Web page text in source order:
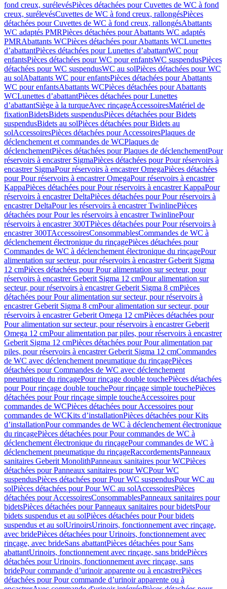
fond creux, surélevésPièces détachées pour Cuvettes de WC à fond
creux, surélevésCuvettes de WC à fond creux, rallongésPièces
détachées pour Cuvettes de WC à fond creux, rallongésAbattants
WC adaptés PMRPièces détachées pour Abattants WC adaptés
PMRAbattants WCPièces détachées pour Abattants WCLunettes
d’abattantPièces détachées pour Lunettes d’abattantWC pour
enfantsPièces détachées pour WC pour enfantsWC suspendusPièces
détachées pour WC suspendusWC au solPièces détachées pour WC
au solAbattants WC pour enfantsPièces détachées pour Abattants
WC pour enfantsAbattants WCPièces détachées pour Abattants
WCLunettes d’abattantPièces détachées pour Lunettes
d’abattantSiège à la turqueAvec rinçageAccessoiresMatériel de
fixationBidetsBidets suspendusPièces détachées pour Bidets
suspendusBidets au solPièces détachées pour Bidets au
solAccessoiresPièces détachées pour AccessoiresPlaques de
déclenchement et commandes de WCPlaques de
déclenchementPièces détachées pour Plaques de déclenchementPour
réservoirs à encastrer SigmaPièces détachées pour Pour réservoirs à
encastrer SigmaPour réservoirs à encastrer OmegaPièces détachées
pour Pour réservoirs à encastrer OmegaPour réservoirs à encastrer
KappaPièces détachées pour Pour réservoirs à encastrer KappaPour
réservoirs à encastrer DeltaPièces détachées pour Pour réservoirs à
encastrer DeltaPour les réservoirs à encastrer TwinlinePièces
détachées pour Pour les réservoirs à encastrer TwinlinePour
réservoirs à encastrer 300TPièces détachées pour Pour réservoirs à
encastrer 300TAccessoiresConsommablesCommandes de WC à
déclenchement électronique du rinçagePièces détachées pour
Commandes de WC à déclenchement électronique du rinçagePour
alimentation sur secteur, pour réservoirs à encastrer Geberit Sigma
12 cmPièces détachées pour Pour alimentation sur secteur, pour
réservoirs à encastrer Geberit Sigma 12 cmPour alimentation sur
secteur, pour réservoirs à encastrer Geberit Sigma 8 cmPièces
détachées pour Pour alimentation sur secteur, pour réservoirs à
encastrer Geberit Sigma 8 cmPour alimentation sur secteur, pour
réservoirs à encastrer Geberit Omega 12 cmPièces détachées pour
Pour alimentation sur secteur, pour réservoirs à encastrer Geberit
Omega 12 cmPour alimentation par piles, pour réservoirs à encastrer
Geberit Sigma 12 cmPièces détachées pour Pour alimentation par
piles, pour réservoirs à encastrer Geberit Sigma 12 cmCommandes
de WC avec déclenchement pneumatique du rinçagePièces
détachées pour Commandes de WC avec déclenchement
pneumatique du rinçagePour rinçage double touchePièces détachées
pour Pour rinçage double touchePour rinçage simple touchePièces
détachées pour Pour rinçage simple toucheAccessoires pour
commandes de WCPièces détachées pour Accessoires pour
commandes de WCKits d’installationPièces détachées pour Kits
d’installationPour commandes de WC à déclenchement électronique
du rinçagePièces détachées pour Pour commandes de WC à
déclenchement électronique du rinçagePour commandes de WC à
déclenchement pneumatique du rinçageRaccordementsPanneaux
sanitaires Geberit MonolithPanneaux sanitaires pour WCPièces
détachées pour Panneaux sanitaires pour WCPour WC
suspendusPièces détachées pour Pour WC suspendusPour WC au
solPièces détachées pour Pour WC au solAccessoiresPièces
détachées pour AccessoiresConsommablesPanneaux sanitaires pour
bidetsPièces détachées pour Panneaux sanitaires pour bidetsPour
bidets suspendus et au solPièces détachées pour Pour bidets
suspendus et au solUrinoirsUrinoirs, fonctionnement avec rinçage,
avec bridePièces détachées pour Urinoirs, fonctionnement avec
rinçage, avec brideSans abattantPièces détachées pour Sans
abattantUrinoirs, fonctionnement avec rinçage, sans bridePièces
détachées pour Urinoirs, fonctionnement avec rinçage, sans
bridePour commande d’urinoir apparente ou à encastrerPièces
détachées pour Pour commande d’urinoir apparente ou à